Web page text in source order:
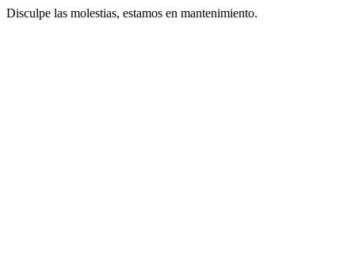
Disculpe las molestias, estamos en mantenimiento.